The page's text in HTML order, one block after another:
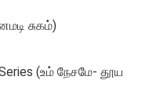
சுகம்)
(உம் நேசமே- தூய